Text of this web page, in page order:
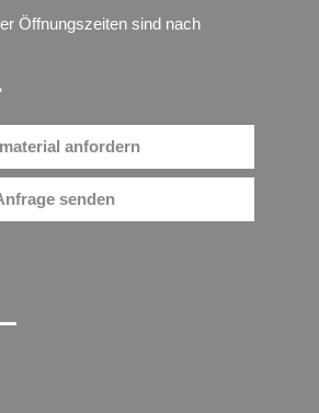
Öffnungszeiten sind nach
anfordern
senden